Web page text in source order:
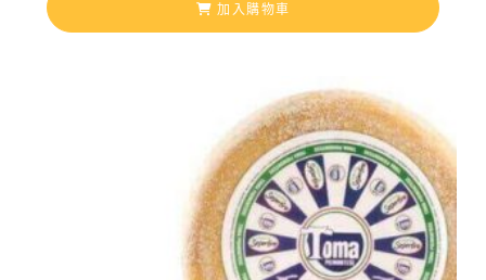
加入購物車